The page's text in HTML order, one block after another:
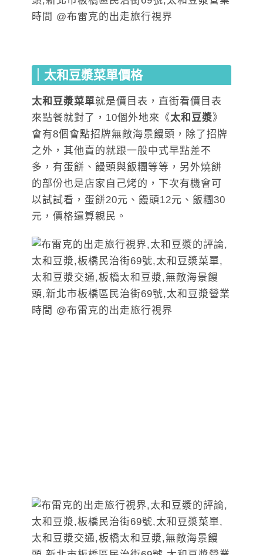
｜太和豆漿菜單價格
太和豆漿菜單就是價目表，直街看價目表
來點餐就對了，10個外地來《太和豆漿》
會有8個會點招牌無敵海景饅頭，除了招牌
之外，其他賣的就跟一般中式早點差不
多，有蛋餅、饅頭與飯糰等等，另外燒餅
的部份也是店家自己烤的，下次有機會可
以試試看，蛋餅20元、饅頭12元、飯糰30
元，價格還算親民。